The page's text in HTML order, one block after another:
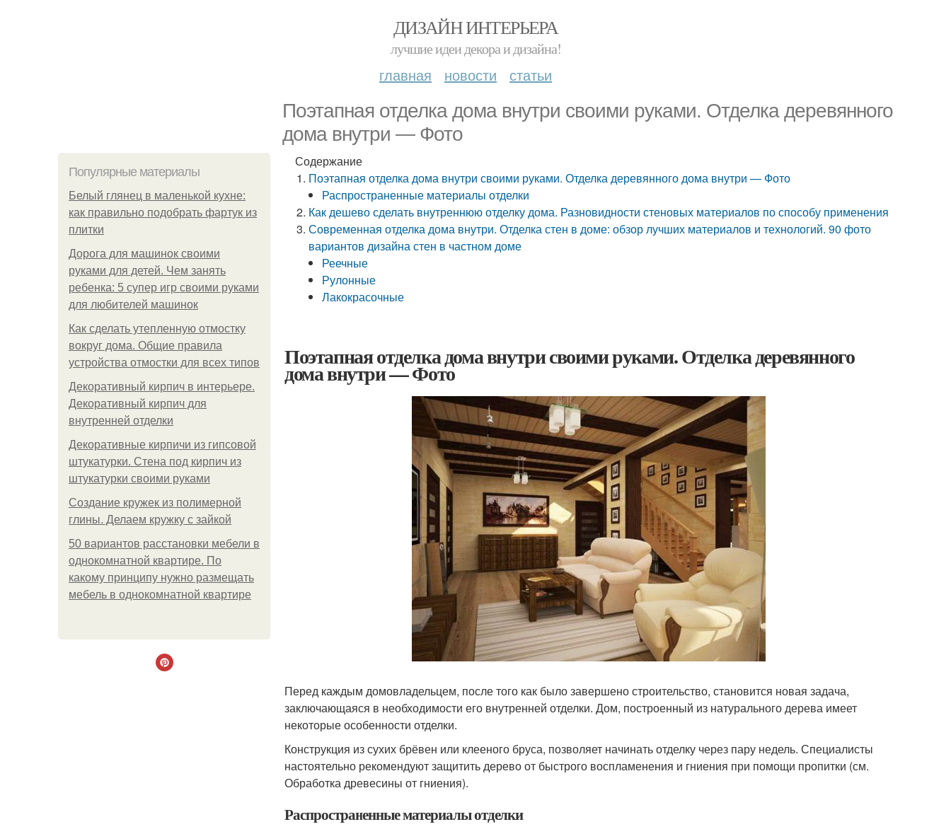
ДИЗАЙН ИНТЕРЬЕРА
лучшие идеи декора и дизайна!
главная новости статьи
Поэтапная отделка дома внутри своими руками. Отделка деревянного
дома внутри — Фото
Популярные материалы
Белый глянец в маленькой кухне:
как правильно подобрать фартук из
плитки
Дорога для машинок своими
руками для детей. Чем занять
ребенка: 5 супер игр своими руками
для любителей машинок
Как сделать утепленную отмостку
вокруг дома. Общие правила
устройства отмостки для всех типов
Декоративный кирпич в интерьере.
Декоративный кирпич для
внутренней отделки
Декоративные кирпичи из гипсовой
штукатурки. Стена под кирпич из
штукатурки своими руками
Создание кружек из полимерной
глины. Делаем кружку с зайкой
50 вариантов расстановки мебели в
однокомнатной квартире. По
какому принципу нужно размещать
мебель в однокомнатной квартире
Содержание
Поэтапная отделка дома внутри своими руками. Отделка деревянного дома внутри — Фото
Распространенные материалы отделки
Как дешево сделать внутреннюю отделку дома. Разновидности стеновых материалов по способу применения
Современная отделка дома внутри. Отделка стен в доме: обзор лучших материалов и технологий. 90 фото
вариантов дизайна стен в частном доме
Реечные
Рулонные
Лакокрасочные
Поэтапная отделка дома внутри своими руками. Отделка деревянного
дома внутри — Фото
Перед каждым домовладельцем, после того как было завершено строительство, становится новая задача,
заключающаяся в необходимости его внутренней отделки. Дом, построенный из натурального дерева имеет
некоторые особенности отделки.
Конструкция из сухих брёвен или клееного бруса, позволяет начинать отделку через пару недель. Специалисты
настоятельно рекомендуют защитить дерево от быстрого воспламенения и гниения при помощи пропитки (см.
Обработка древесины от гниения).
Распространенные материалы отделки